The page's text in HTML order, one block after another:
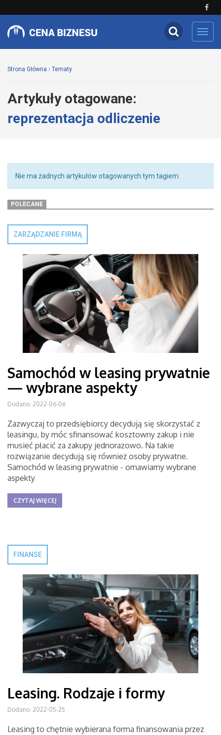
Strona Główna Tematy
Artykuły otagowane:
reprezentacja odliczenie
Nie ma żadnych artykułów otagowanych tym tagiem.
POLECANE
ZARZĄDZANIE FIRMĄ
Samochód w leasing prywatnie
— wybrane aspekty
Dodano: 2022-06-06
Zazwyczaj to przedsiębiorcy decydują się skorzystać z
leasingu, by móc sfinansować kosztowny zakup i nie
musieć płacić za zakupy jednorazowo. Na takie
rozwiązanie decydują się również osoby prywatne.
Samochód w leasing prywatnie - omawiamy wybrane
aspekty
CZYTAJ WIĘCEJ
FINANSE
Leasing. Rodzaje i formy
Dodano: 2022-05-25
Leasing to chętnie wybierana forma finansowania przez